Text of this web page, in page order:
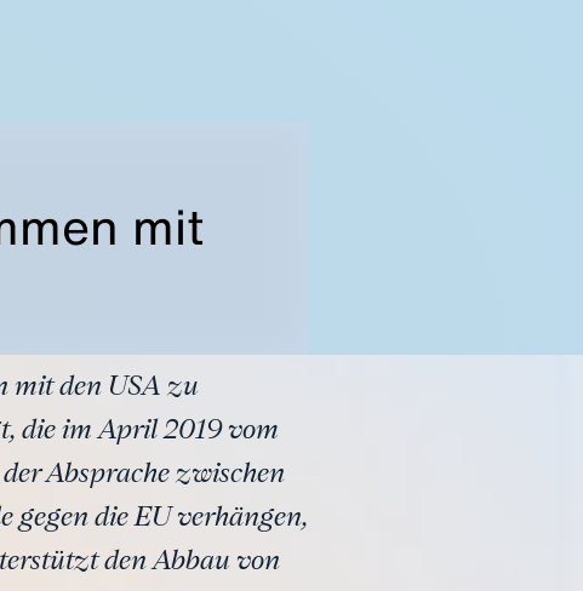
mit
mit den USA zu
die im April 2019 vom
Absprache zwischen
gegen die EU verhängen,
den Abbau von